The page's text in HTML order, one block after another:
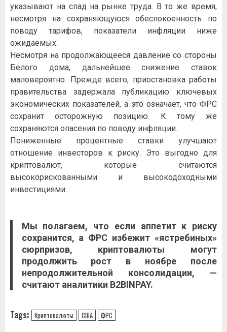
указывают на спад на рынке труда. В то же время,
несмотря на сохраняющуюся обеспокоенность по
поводу тарифов, показатели инфляции ниже
ожидаемых.
Несмотря на продолжающееся давление со стороны
Белого дома, дальнейшее снижение ставок
маловероятно. Прежде всего, приостановка работы
правительства задержала публикацию ключевых
экономических показателей, а это означает, что ФРС
сохранит осторожную позицию. К тому же
сохраняются опасения по поводу инфляции.
Пониженные процентные ставки улучшают
отношение инвесторов к риску. Это выгодно для
криптовалют, которые считаются
высокорискованными и высокодоходными
инвестициями.
Мы полагаем, что если аппетит к риску
сохранится, а ФРС избежит «ястребиных»
сюрпризов, криптовалюты могут
продолжить рост в ноябре после
непродолжительной консолидации, —
считают аналитики B2BINPAY.
Tags: Криптовалюты США ФРС